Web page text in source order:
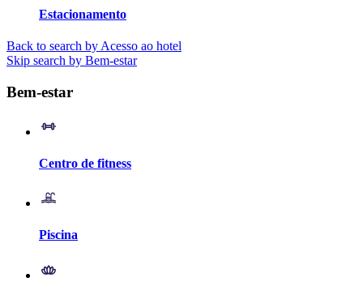
Estacionamento
Back to search by Acesso ao hotel
Skip search by Bem-estar
Bem-estar
Centro de fitness
Piscina